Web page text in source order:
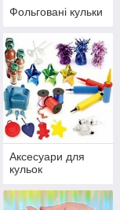
Фольговані кульки
Аксесуари для
кульок